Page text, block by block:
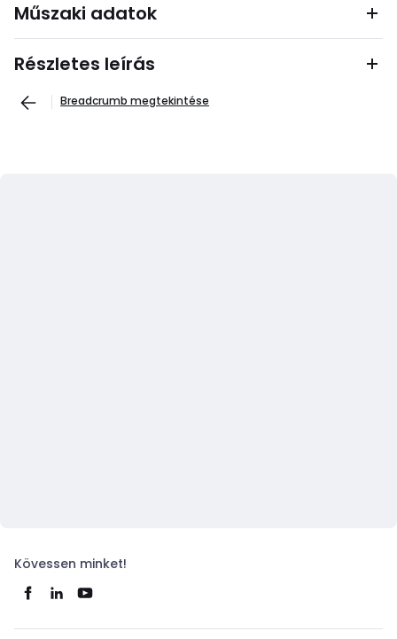
Műszaki adatok
Részletes leírás
Breadcrumb megtekintése
Kövessen minket!